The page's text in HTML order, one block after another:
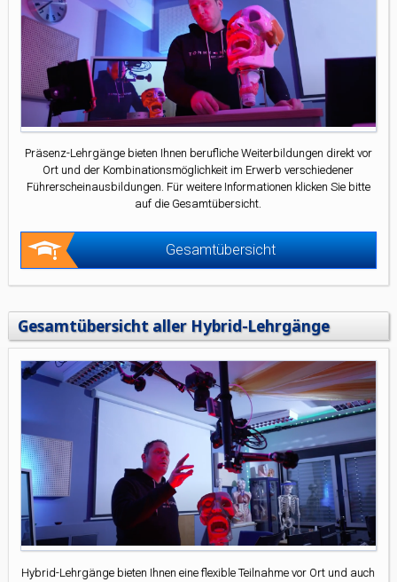
Präsenz-Lehrgänge bieten Ihnen berufliche Weiterbildungen direkt vor
Ort und der Kombinationsmöglichkeit im Erwerb verschiedener
Führerscheinausbildungen. Für weitere Informationen klicken Sie bitte
auf die Gesamtübersicht.
Gesamtübersicht
Gesamtübersicht aller Hybrid-Lehrgänge
Hybrid-Lehrgänge bieten Ihnen eine flexible Teilnahme vor Ort und auch